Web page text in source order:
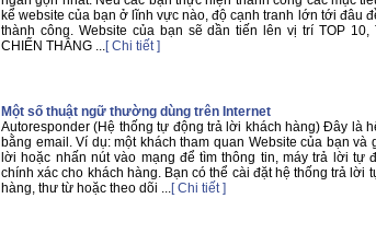
kể website của bạn ở lĩnh vực nào, độ cạnh tranh lớn tới đâu
thành công. Website của bạn sẽ dần tiến lên vị trí TOP
CHIẾN THẮNG ...[ Chi tiết ]
Một số thuật ngữ thường dùng trên Internet
Autoresponder (Hệ thống tự động trả lời khách hàng) Đây là
bằng email. Ví dụ: một khách tham quan Website của bạn
lời hoặc nhấn nút vào mạng để tìm thông tin, máy trả lời tự
chính xác cho khách hàng. Bạn có thể cài đặt hệ thống trả lời
hàng, thư từ hoặc theo dõi ...[ Chi tiết ]